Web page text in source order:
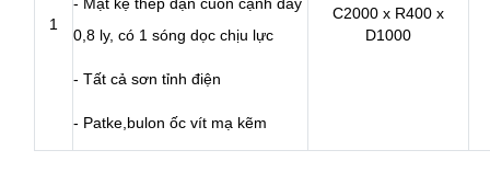
1
0,8 ly, có 1 sóng dọc chịu lực
- Tất cả sơn tỉnh điện
- Patke,bulon ốc vít mạ kẽm
C2000 x R400 x
D1000